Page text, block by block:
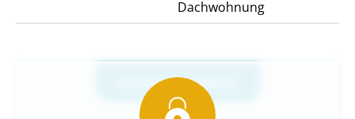
Dachwohnung
Partner-Netzwerk